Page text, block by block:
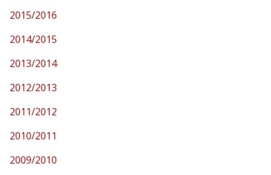
2015/2016
2014/2015
2013/2014
2012/2013
2011/2012
2010/2011
2009/2010